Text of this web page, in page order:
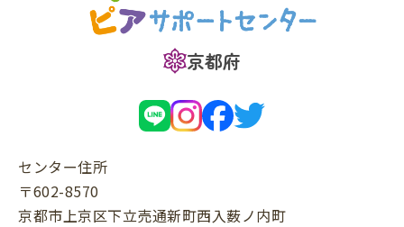
京都府
センター住所
〒602-8570
京都市上京区下立売通新町西入薮ノ内町